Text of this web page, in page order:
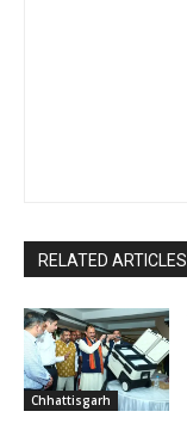
RELATED ARTICLES
Chhattisgarh